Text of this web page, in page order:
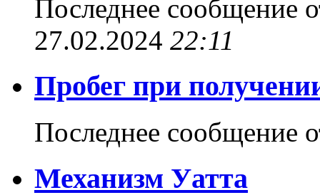
Последнее сообщение
27.02.2024 22:11
Пробег при
Последнее сообщение
Механизм Уатта